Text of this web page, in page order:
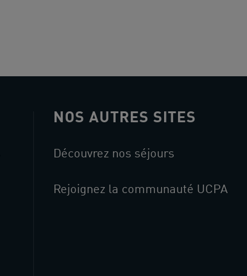
NOS AUTRES SITES
Découvrez nos séjours
Rejoignez la communauté UCPA